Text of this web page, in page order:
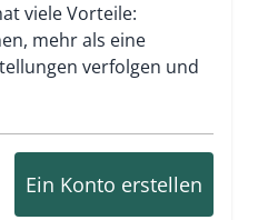
viele Vorteile:
mehr als eine
verfolgen und
Ein Konto erstellen